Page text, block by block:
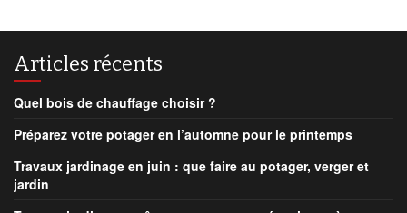
Articles récents
Quel bois de chauffage choisir ?
Préparez votre potager en l’automne pour le printemps
Travaux jardinage en juin : que faire au potager, verger et
jardin